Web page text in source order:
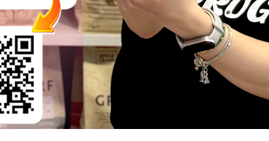
( Rəylər)
Çəki Qiymət
Almaq
ədəd
14.00